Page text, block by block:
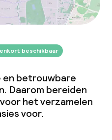
beschikbaar
en betrouwbare
Daarom bereiden
het verzamelen
voor.